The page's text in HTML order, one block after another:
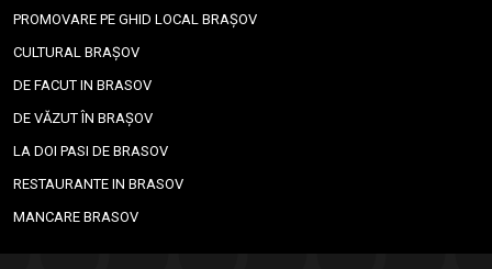
PROMOVARE PE GHID LOCAL BRAȘOV
CULTURAL BRAȘOV
DE FACUT IN BRASOV
DE VĂZUT ÎN BRAȘOV
LA DOI PASI DE BRASOV
RESTAURANTE IN BRASOV
MANCARE BRASOV